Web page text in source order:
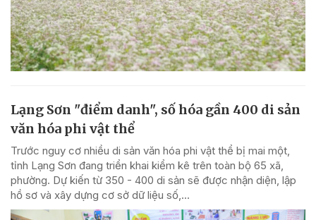
Lạng Sơn "điểm danh", số hóa gần 400 di sản
văn hóa phi vật thể
Trước nguy cơ nhiều di sản văn hóa phi vật thể bị mai một,
tỉnh Lạng Sơn đang triển khai kiểm kê trên toàn bộ 65 xã,
phường. Dự kiến từ 350 - 400 di sản sẽ được nhận diện, lập
hồ sơ và xây dựng cơ sở dữ liệu số,...